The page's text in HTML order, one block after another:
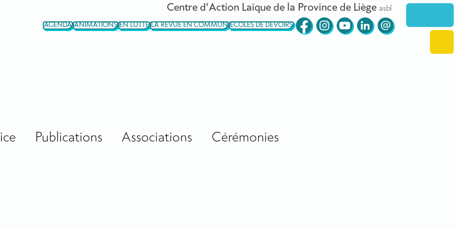
Centre d'Action Laïque de la Province de Liège asbl
AGENDA ANIMATIONS EN LUTTE LA REVUE EN COMMUN ÉCOLES DE DEVOIRS
Publications Associations Cérémonies